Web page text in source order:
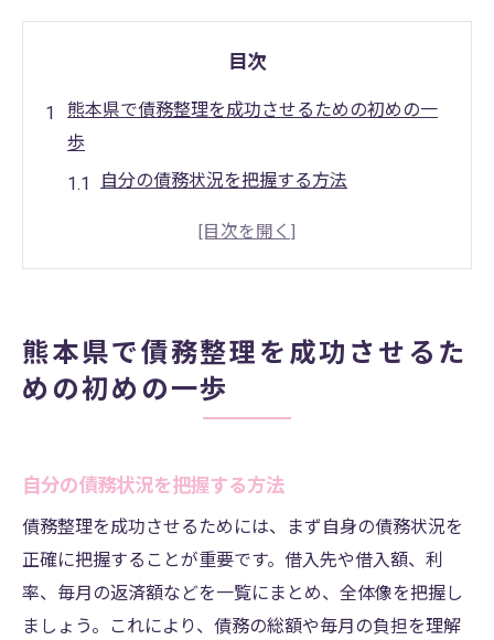
目次
熊本県で債務整理を成功させるための初めの一
歩
自分の債務状況を把握する方法
熊本県の債務整理の流れを知る
家族との話し合いの進め方
債務整理を通じて得られる安心と生活再建の道
心理的負担を軽減する方法
財務改善に向けた具体的なステップ
再発防止のための資金管理術
債務整理が生活に与える影響
借金から解放された生活のメリット
熊本県で債務整理を成功させるた
めの初めの一歩
自分の債務状況を把握する方法
債務整理を成功させるためには、まず自身の債務状況を
正確に把握することが重要です。借入先や借入額、利
率、毎月の返済額などを一覧にまとめ、全体像を把握し
ましょう。これにより、債務の総額や毎月の負担を理解